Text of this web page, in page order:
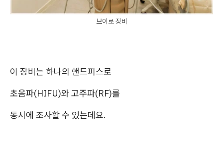
브이로 장비
이 장비는 하나의 핸드피스로
초음파(HIFU)와 고주파(RF)를
동시에 조사할 수 있는데요.